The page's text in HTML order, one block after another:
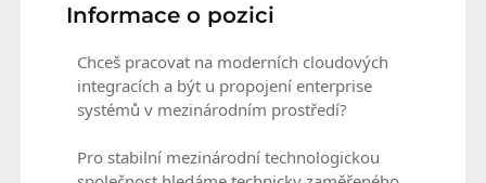
Informace o pozici
Chceš pracovat na moderních cloudových
integracích a být u propojení enterprise
systémů v mezinárodním prostředí?
Pro stabilní mezinárodní technologickou